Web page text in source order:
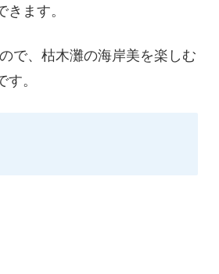
ます。
で、枯木灘の海岸美を楽しむ
。